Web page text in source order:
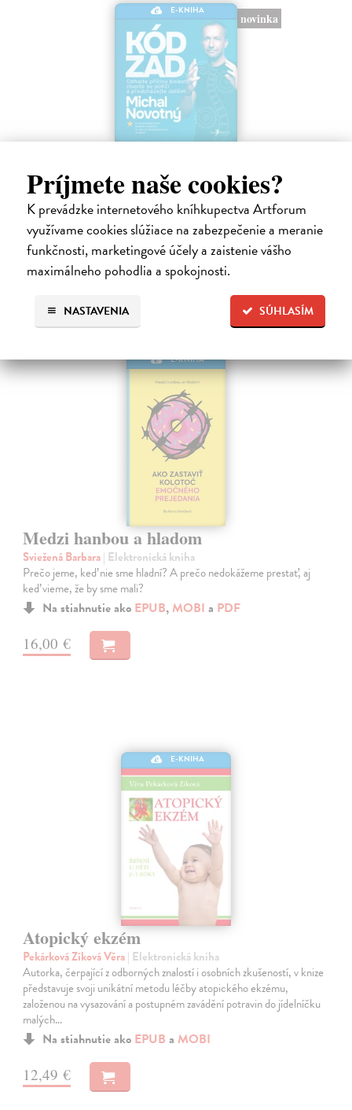
Príjmete naše cookies?
K prevádzke internetového kníhkupectva Artforum
využívame cookies slúžiace na zabezpečenie a meranie
funkčnosti, marketingové účely a zaistenie vášho
maximálneho pohodlia a spokojnosti.
SÚHLASÍM
NASTAVENIA
E-KNIHA
novinka
Novotný Michal
| Elektronická kniha
Co dělat, když vás bolí záda? Cvičit?
Na stiahnutie akoEPUBaMOBI
13,95 €
E-KNIHA
Medzi hanbou a hladom
Sviežená Barbara| Elektronická kniha
Prečo jeme, keď nie sme hladní? A prečo nedokážeme prestať, aj
keď vieme, že by sme mali?
Na stiahnutie ako EPUB, MOBI a PDF
16,00 €
E-KNIHA
Atopický ekzém
Pekárková Zíková Věra| Elektronická kniha
Autorka, čerpající z odborných znalostí i osobních zkušeností, v knize
představuje svoji unikátní metodu léčby atopického ekzému,
založenou na vysazování a postupném zavádění potravin do jídelníčku
malých…
Na stiahnutie ako EPUB a MOBI
12,49 €